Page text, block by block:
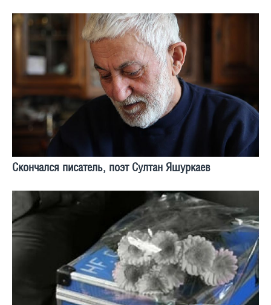
Скончался писатель, поэт Султан Яшуркаев